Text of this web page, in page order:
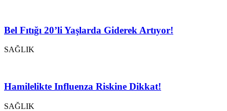
Bel Fıtığı 20’li Yaşlarda Giderek Artıyor!
SAĞLIK
Hamilelikte Influenza Riskine Dikkat!
SAĞLIK